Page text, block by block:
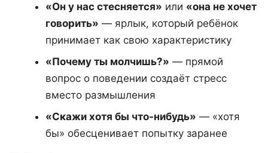
«Он у нас стесняется» или «она не хочет
говорить» — ярлык, который ребёнок
принимает как свою характеристику
«Почему ты молчишь?» — прямой
вопрос о поведении создаёт стресс
вместо размышления
«Скажи хотя бы что-нибудь» — «хотя
бы» обесценивает попытку заранее